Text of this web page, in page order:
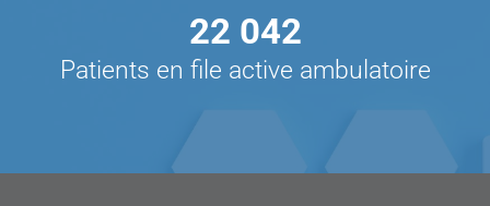
22 042
Patients en file active ambulatoire